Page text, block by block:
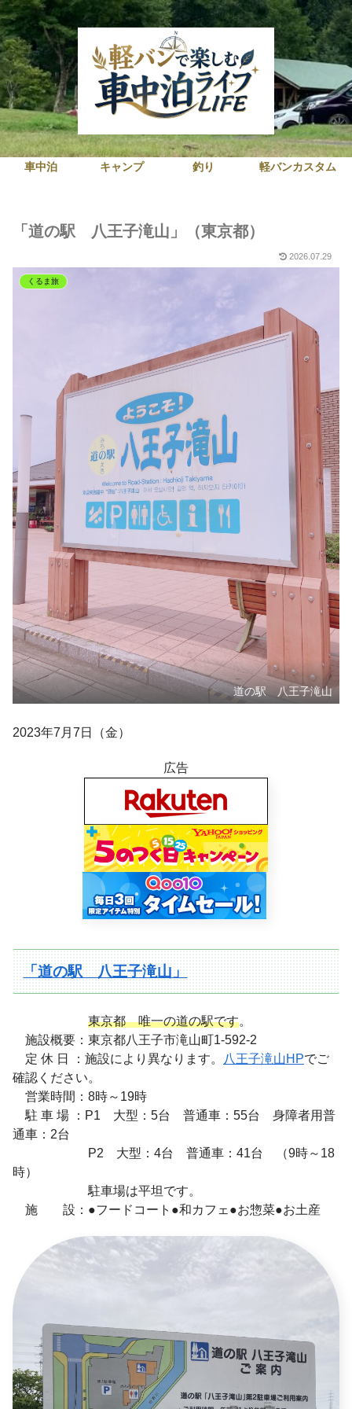
車中泊 キャンプ 釣り 軽バンカスタム
「道の駅 八王子滝山」（東京都）
2026.07.29
くるま旅
道の駅 八王子滝山
2023年7月7日（金）
広告
「道の駅 八王子滝山」
東京都 唯一の道の駅です。
施設概要：東京都八王子市滝山町1-592-2
定 休 日 ：施設により異なります。
八王子滝山HPでご
確認ください。
営業時間：8時～19時
駐 車 場 ：P1 大型：5台 普通車：55台 身障者用普
通車：2台
P2 大型：4台 普通車：41台 （9時～18
時）
駐車場は平坦です。
施 設：●フードコート●和カフェ●お惣菜●お土産